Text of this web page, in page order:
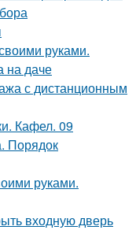
руками.
на даче
с дистанционным
Кафел. 09
Порядок
руками.
входную дверь